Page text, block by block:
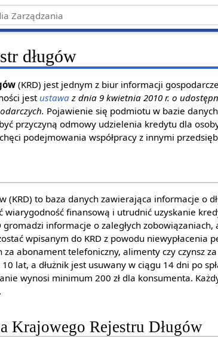
długów
(KRD) jest jednym z biur informacji
jestustawa z dnia 9 kwietnia 2010 r. o
Pojawienie się podmiotu w bazie
przyczyną odmowy udzielenia kredytu dla
podejmowania współpracy z innymi
(KRD) to baza danych zawierająca informacje o
wiarygodność finansową i utrudnić uzyskanie
gromadzi informacje o zaległych
wpisanym do KRD z powodu niewypłacenia
za abonament telefoniczny, alimenty czy czynsz
lat, a dłużnik jest usuwany w ciągu 14 dni po
wynosi minimum 200 zł dla konsumenta.
Krajowego Rejestru Długów